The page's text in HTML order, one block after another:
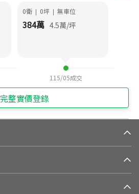
0衛 | 0坪 | 無車位
384萬 4.5萬/坪
115/05成交
完整實價登錄